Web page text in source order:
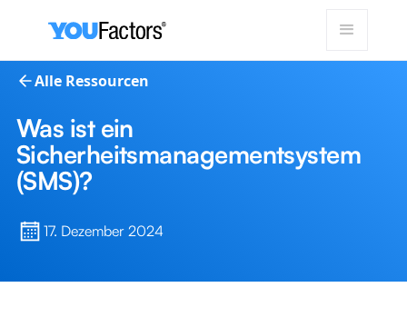
Alle Ressourcen
Was ist ein
Sicherheitsmanagementsystem
(SMS)?
17. Dezember 2024